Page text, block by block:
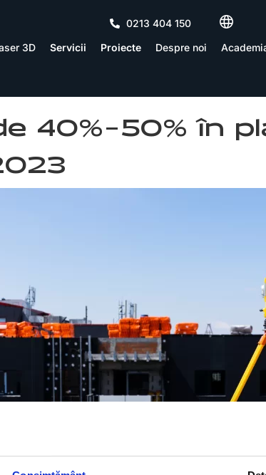
0213 404 150
3D
Servicii Proiecte Despre noi
40%-50% în